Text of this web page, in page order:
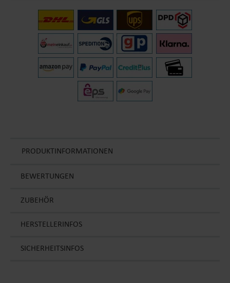
PRODUKTINFORMATIONEN
BEWERTUNGEN
ZUBEHÖR
HERSTELLERINFOS
SICHERHEITSINFOS